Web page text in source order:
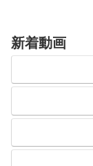
新着動画